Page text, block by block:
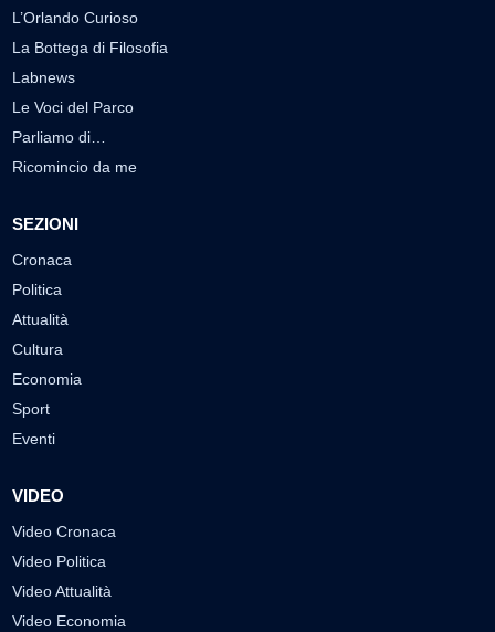
L’Orlando Curioso
La Bottega di Filosofia
Labnews
Le Voci del Parco
Parliamo di…
Ricomincio da me
SEZIONI
Cronaca
Politica
Attualità
Cultura
Economia
Sport
Eventi
VIDEO
Video Cronaca
Video Politica
Video Attualità
Video Economia